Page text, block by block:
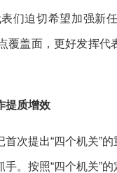
们迫切希望加强新
覆盖面，更好发挥
提质增效
次提出“四个机关”
。按照“四个机关”